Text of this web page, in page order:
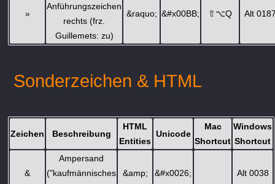
»
Anführungszeichen
rechts (frz.
Guillemets: zu)
&raquo; &#x00BB; ⇧ ⌥Q Alt
Sonderzeichen & HTML
Zeichen Beschreibung
HTML
Entities
Unicode
Mac
Shortcut
Windows
Shortcut
&
Ampersand
("kaufmännisches
&amp; &#x0026; Alt 0038